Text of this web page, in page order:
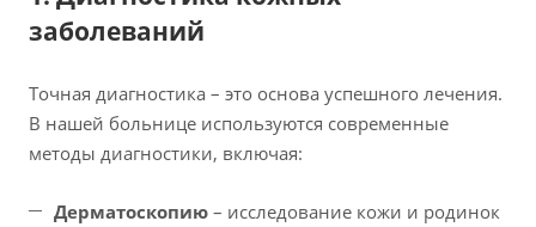
заболеваний
Точная диагностика – это основа успешного лечения.
В нашей больнице используются современные
методы диагностики, включая:
Дерматоскопию – исследование кожи и родинок